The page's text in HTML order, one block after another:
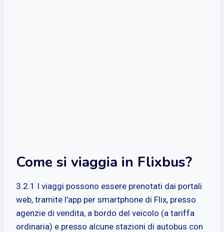
Come si viaggia in Flixbus?
3.2.1 I viaggi possono essere prenotati dai portali
web, tramite l'app per smartphone di Flix, presso
agenzie di vendita, a bordo del veicolo (a tariffa
ordinaria) e presso alcune stazioni di autobus con